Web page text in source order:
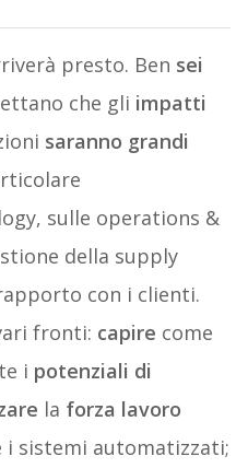
presto. Ben sei
che gli impatti
saranno grandi
sulle operations &
della supply
con i clienti.
fronti: capire come
i potenziali di
la forza lavoro
i sistemi automatizzati;